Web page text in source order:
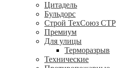
Цитадель
Бульдорс
Строй ТехСоюз СТР
Премиум
Для улицы
Терморазрыв
Технические